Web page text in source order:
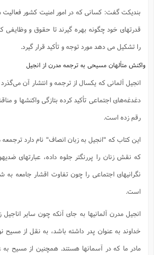
بندیکت گفت: کسانی که در امور امنیت کشور فعالیت می
قدرتهای خود چگونه بهره گیرند تا حقوق و وظایفی
را تشکیل می دهد مورد توجه و تأکید قرار گیرد.
واکنش متألهان مسیحی به ترجمه مدرن از انجیل
انجیل آلمانی که یکسال از ترجمه و انتشار آن
دغدغه‌های اجتماعی تأکید کرده بتازگی واکنشها و
رقم زده است.
این کتاب که "انجیل به زبان انصاف" نام دارد
که نقش زنان را پررنگتر جلوه داده، عبارتهای
نگرانیهای اجتماعی را چون تفاوت اقشار جامعه به
است.
انجیل مدرن آلمانیها به جای آنکه چون سایر اناجیل
خداوند به عنوان پدر داشته باشد، به نقل از مسیح
مادر ما که در آسمانها هستند. همچنین از مسیح به